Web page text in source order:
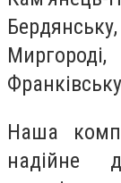
Наша
надійне